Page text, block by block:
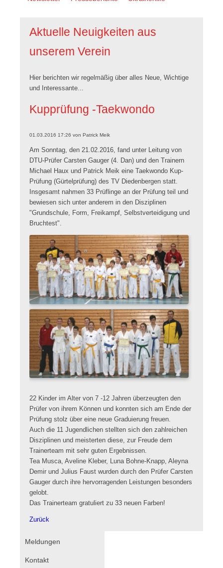
Aktuelle Neuigkeiten aus
unserem Verein
Hier berichten wir regelmäßig über alles Neue, Wichtige
und Interessante...
Kupprüfung -Taekwondo
01.03.2016 17:26 von Patrick Meik
Am Sonntag, den 21.02.2016, fand unter Leitung von
DTU-Prüfer Carsten Gauger (4. Dan) und den Trainern
Michael Haux und Patrick Meik eine Taekwondo Kup-
Prüfung (Gürtelprüfung) des TV Diedenbergen statt.
Insgesamt nahmen 33 Prüflinge an der Prüfung teil und
bewiesen sich unter anderem in den Disziplinen
"Grundschule, Form, Freikampf, Selbstverteidigung und
Bruchtest".
22 Kinder im Alter von 7 -12 Jahren überzeugten den
Prüfer von ihrem Können und konnten sich am Ende der
Prüfung stolz über eine neue Graduierung freuen.
Auch die 11 Jugendlichen stellten sich den zahlreichen
Disziplinen und meisterten diese, zur Freude dem
Trainerteam mit sehr guten Ergebnissen.
Tea Musca, Aveline Kleber, Luna Bohne-Knapp, Aleyna
Demir und Julius Faust wurden durch den Prüfer Carsten
Gauger durch ihre hervorragenden Leistungen besonders
gelobt.
Das Trainerteam gratuliert zu 33 neuen Farben!
Zurück
Navigation
Meldungen
Kontakt